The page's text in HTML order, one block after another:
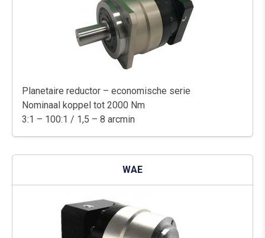
Planetaire reductor – economische serie
Nominaal koppel tot 2000 Nm
3:1 – 100:1 / 1,5 – 8 arcmin
WAE